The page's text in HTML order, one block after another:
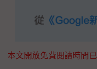
本文開放免費閱讀時間